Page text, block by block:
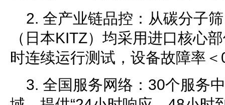
2. 全产业链品控：从碳分子
（日本KITZ）均采用进口核心
时连续运行测试，设备故障率
3. 全国服务网络：30个服务